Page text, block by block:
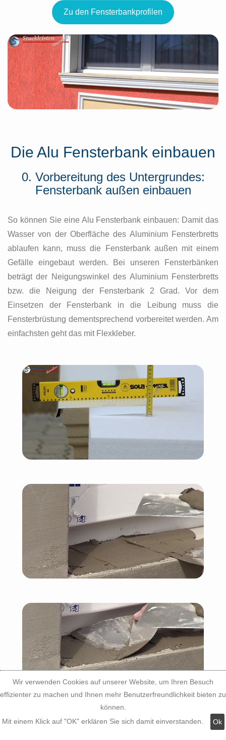
Zu den Fensterbankprofilen
Die Alu Fensterbank einbauen
0. Vorbereitung des Untergrundes:
Fensterbank außen einbauen
So können Sie eine Alu Fensterbank einbauen: Damit das
Wasser von der Oberfläche des Aluminium Fensterbretts
ablaufen kann, muss die Fensterbank außen mit einem
Gefälle eingebaut werden. Bei unseren Fensterbänken
beträgt der Neigungswinkel des Aluminium Fensterbretts
bzw. die Neigung der Fensterbank 2 Grad. Vor dem
Einsetzen der Fensterbank in die Leibung muss die
Fensterbrüstung dementsprechend vorbereitet werden. Am
einfachsten geht das mit Flexkleber.
Wir verwenden Cookies auf unserer Website, um Ihren Besuch
effizienter zu machen und Ihnen mehr Benutzerfreundlichkeit bieten zu
können.
Mit einem Klick auf "OK" erklären Sie sich damit einverstanden.
Ok